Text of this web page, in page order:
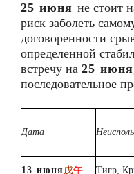
25 июня не стоит
риск заболеть
договоренности
определенной
встречу на 25 июня
последовательное
Дата
13 июня 戊午 Тигр,